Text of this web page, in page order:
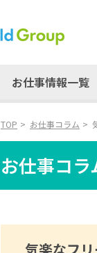
お仕事情報一覧
TOP お仕事コラム
お仕事コラ